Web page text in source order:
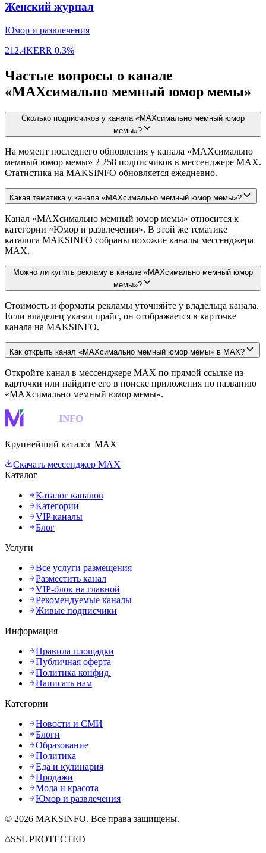
Женский журнал
Юмор и развлечения
212.4KERR 0.3%
Частые вопросы о канале
«MAXсимально мемный юмор мемы»
Сколько подписчиков у канала «MAXсимально мемный юмор
мемы»?
На момент последнего обновления у канала «MAXсимально
мемный юмор мемы» 2 258 подписчиков в мессенджере MAX.
Статистика на MAKSINFO обновляется ежедневно.
Какая тематика у канала «MAXсимально мемный юмор мемы»?
Канал «MAXсимально мемный юмор мемы» относится к
категории «Юмор и развлечения». В этой же тематике
каталога MAKSINFO собраны похожие каналы мессенджера
MAX.
Можно ли купить рекламу в канале «MAXсимально мемный юмор
мемы»?
Стоимость и форматы рекламы уточняйте у владельца канала.
Если владелец указал прайс, он отображается в карточке
канала на MAKSINFO.
Как открыть канал «MAXсимально мемный юмор мемы» в MAX?
Откройте канал в мессенджере MAX по прямой ссылке из
карточки или найдите его в поиске приложения по названию
«MAXсимально мемный юмор мемы».
INFO
Крупнейший каталог MAX
Скачать мессенджер MAX
Каталог
Каталог каналов
Категории
VIP каналы
Блог
Услуги
Все услуги размещения
Разместить канал
VIP-блок на главной
Рекомендуемые каналы
Живые подписчики
Информация
Правила площадки
Публичная оферта
Политика конфид.
Написать нам
Категории
Новости и СМИ
Блоги
Образование
Политика
Еда и кулинария
Продажи
Мода и красота
Юмор и развлечения
© 2026 MAKSINFO. Все права защищены.
SSL PROTECTED